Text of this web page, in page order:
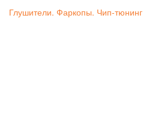
Глушители. Фаркопы. Чип-тюнинг